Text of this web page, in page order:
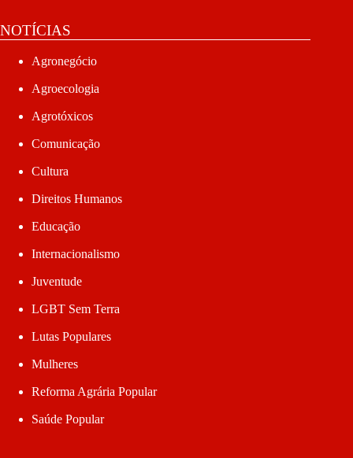
NOTÍCIAS
Agronegócio
Agroecologia
Agrotóxicos
Comunicação
Cultura
Direitos Humanos
Educação
Internacionalismo
Juventude
LGBT Sem Terra
Lutas Populares
Mulheres
Reforma Agrária Popular
Saúde Popular